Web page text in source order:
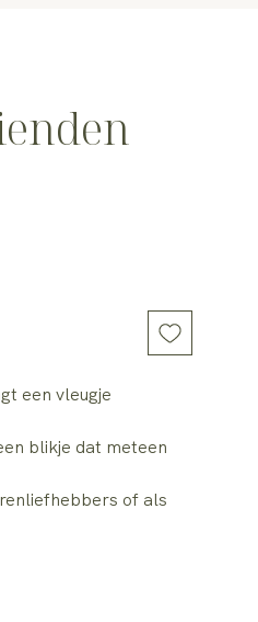
een vleugje
blikje dat meteen
of als